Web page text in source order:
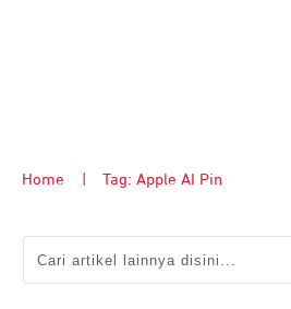
Home Tag: Apple AI Pin